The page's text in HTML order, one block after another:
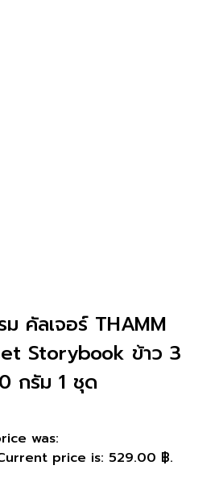
คัลเจอร์ THAMM
Storybook ข้าว 3
กรัม 1 ชุด
was:
price is: 529.00 ฿.